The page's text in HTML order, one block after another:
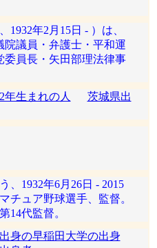
1932年2月15日 - ）は、
議員・弁護士・平和運
員長・矢田部理法律事
年生まれの人
茨城県出
、1932年6月26日 - 2015
チュア野球選手、監督。
14代監督。
身の早稲田大学の出身